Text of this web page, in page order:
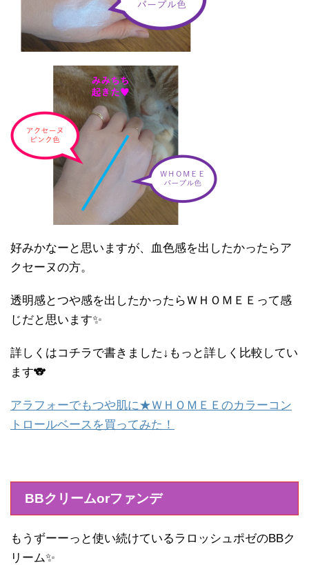
好みかなーと思いますが、血色感を出したかったらア
クセーヌの方。
透明感とつや感を出したかったらＷＨＯＭＥＥって感
じだと思います✨
詳しくはコチラで書きました↓もっと詳しく比較してい
ます🐨
アラフォーでもつや肌に★ＷＨＯＭＥＥのカラーコン
トロールベースを買ってみた！
BBクリームorファンデ
もうずーーっと使い続けているラロッシュポゼのBBク
リーム✨